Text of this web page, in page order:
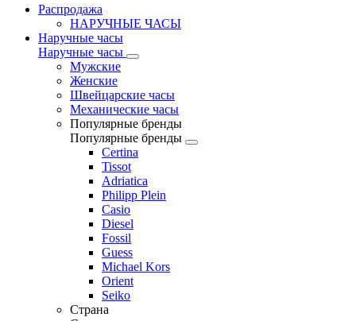
Распродажа
НАРУЧНЫЕ ЧАСЫ
Наручные часы
Наручные часы
Мужские
Женские
Швейцарские часы
Механические часы
Популярные бренды
Популярные бренды
Certina
Tissot
Adriatica
Philipp Plein
Casio
Diesel
Fossil
Guess
Michael Kors
Orient
Seiko
Страна